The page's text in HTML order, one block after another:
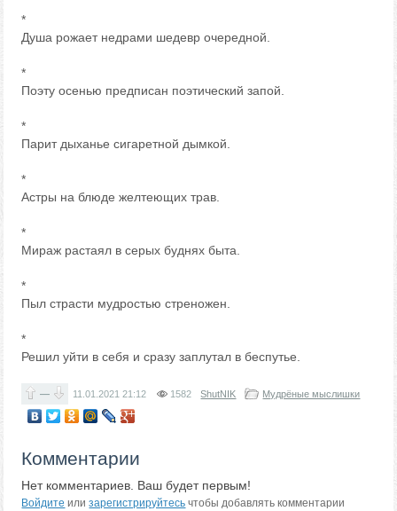
*
Душа рожает недрами шедевр очередной.
*
Поэту осенью предписан поэтический запой.
*
Парит дыханье сигаретной дымкой.
*
Астры на блюде желтеющих трав.
*
Мираж растаял в серых буднях быта.
*
Пыл страсти мудростью стреножен.
*
Решил уйти в себя и сразу заплутал в беспутье.
— 11.01.202121:12 1582 ShutNIK Мудрёные мыслишки
Комментарии
Нет комментариев. Ваш будет первым!
Войдите илизарегистрируйтесь чтобы добавлять комментарии